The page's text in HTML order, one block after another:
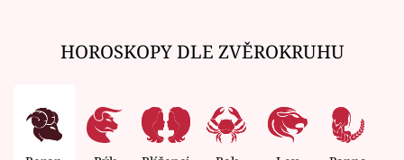
HOROSKOPY DLE ZVĚROKRUHU